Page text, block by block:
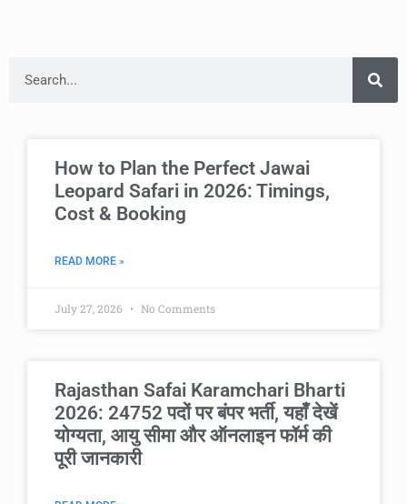
How to Plan the Perfect Jawai
Leopard Safari in 2026: Timings,
Cost & Booking
READ MORE »
July 27, 2026 No Comments
Rajasthan Safai Karamchari Bharti
2026: 24752 पदों पर बंपर भर्ती, यहाँ देखें
योग्यता, आयु सीमा और ऑनलाइन फॉर्म की
पूरी जानकारी